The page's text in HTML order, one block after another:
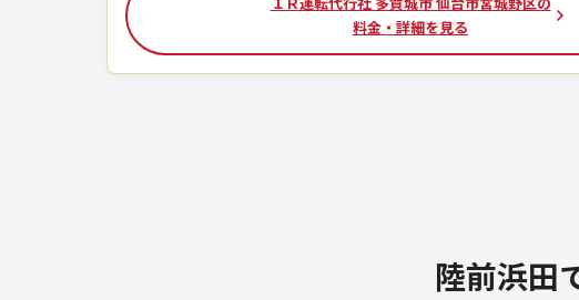
料金・詳細を見る
陸前浜田